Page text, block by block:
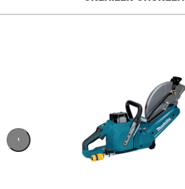
‹